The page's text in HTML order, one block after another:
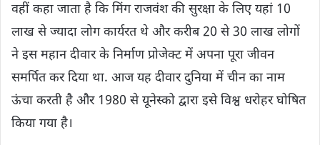
वहीं कहा जाता है कि मिंग राजवंश की सुरक्षा के लिए यहां 10
लाख से ज्यादा लोग कार्यरत थे और करीब 20 से 30 लाख लोगों
ने इस महान दीवार के निर्माण प्रोजेक्ट में अपना पूरा जीवन
समर्पित कर दिया था. आज यह दीवार दुनिया में चीन का नाम
ऊंचा करती है और 1980 से यूनेस्को द्वारा इसे विश्व धरोहर घोषित
किया गया है।